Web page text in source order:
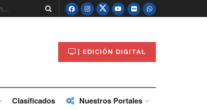
| EDICIÓN DIGITAL
Clasificados Nuestros Portales